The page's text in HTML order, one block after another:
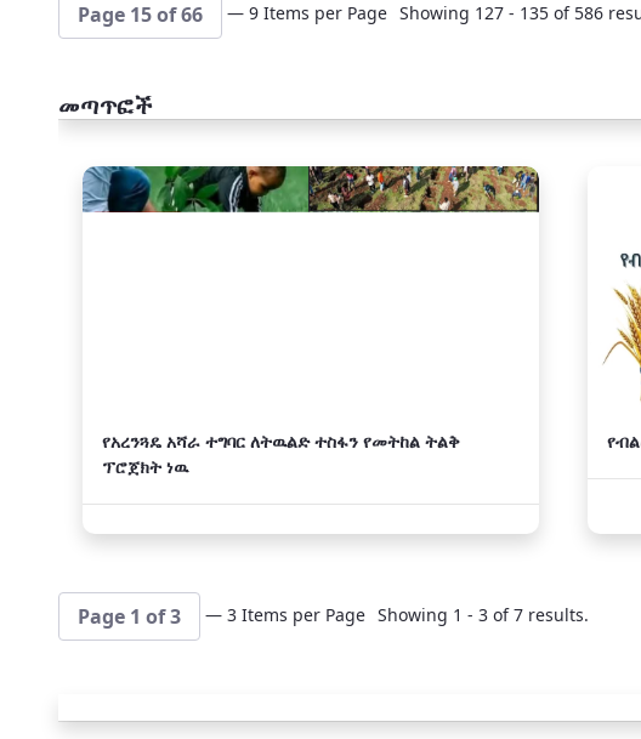
Page 15 of 66 — 9 Items per Page Showing 127 - 135 of 586
መጣጥፎች
አዲስ
የአረንጓዴ አሻራ ተግባር ለትዉልድ ተስፋን የመትከል ትልቅ
ፕሮጀክት ነዉ
Page 1 of 3 — 3 Items per Page Showing 1 - 3 of 7 results.